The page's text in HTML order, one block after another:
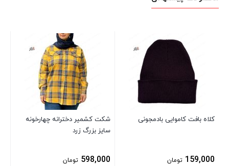
کلاه بافت کاموایی بادمجونی
159,000 تومان
شکت کشمیر دخترانه چهارخونه
سایز بزرگ زرد
598,000 تومان